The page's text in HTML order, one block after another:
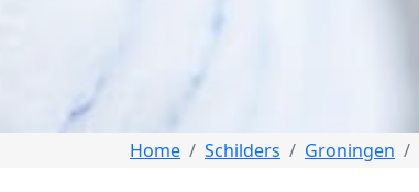
Home Schilders Groningen